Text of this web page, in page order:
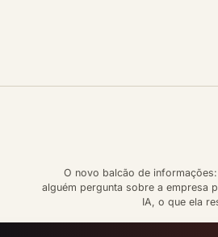
O novo balcão de
alguém pergunta sobre a empresa
IA, o que ela